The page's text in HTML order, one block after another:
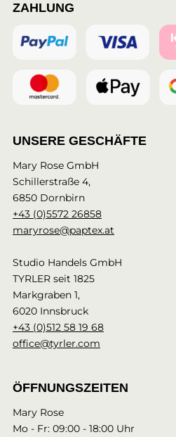
ZAHLUNG
UNSERE GESCHÄFTE
Mary Rose GmbH
Schillerstraße 4,
6850 Dornbirn
+43 (0)5572 26858
maryrose@paptex.at
Studio Handels GmbH
TYRLER seit 1825
Markgraben 1,
6020 Innsbruck
+43 (0)512 58 19 68
office@tyrler.com
ÖFFNUNGSZEITEN
Mary Rose
Mo - Fr: 09:00 - 18:00 Uhr